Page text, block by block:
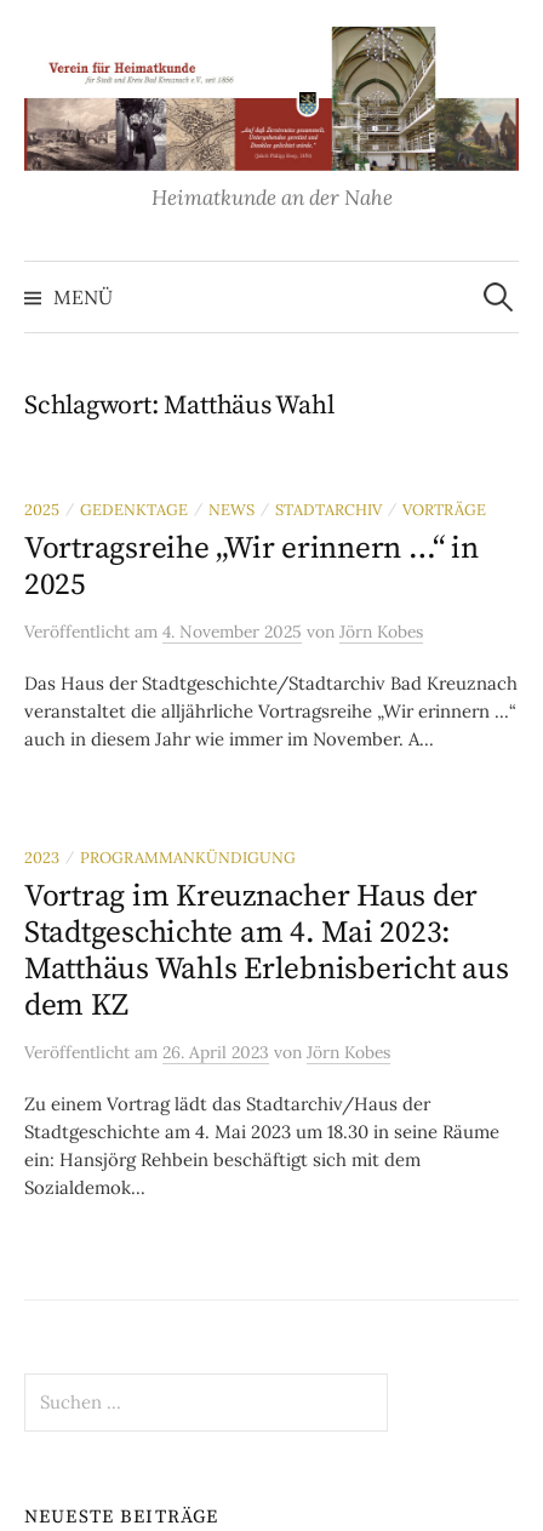
Inhalt
Heimatkunde an der Nahe
MENÜ
Suchen
nach:
Schlagwort:Matthäus Wahl
2025 / GEDENKTAGE / NEWS / STADTARCHIV / VORTRÄGE
Vortragsreihe „Wir erinnern …“ in
2025
Veröffentlicht am 4. November 2025 von Jörn Kobes
Das Haus der Stadtgeschichte/Stadtarchiv Bad Kreuznach
veranstaltet die alljährliche Vortragsreihe „Wir erinnern …“
auch in diesem Jahr wie immer im November. A...
2023 / PROGRAMMANKÜNDIGUNG
Vortrag im Kreuznacher Haus der
Stadtgeschichte am 4. Mai 2023:
Matthäus Wahls Erlebnisbericht aus
dem KZ
Veröffentlicht am 26. April 2023 von Jörn Kobes
Zu einem Vortrag lädt das Stadtarchiv/Haus der
Stadtgeschichte am 4. Mai 2023 um 18.30 in seine Räume
ein: Hansjörg Rehbein beschäftigt sich mit dem
Sozialdemok...
nach:
NEUESTE BEITRÄGE